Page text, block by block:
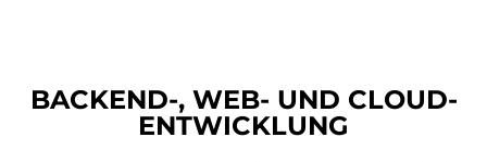
BACKEND-, WEB- UND CLOUD-
ENTWICKLUNG